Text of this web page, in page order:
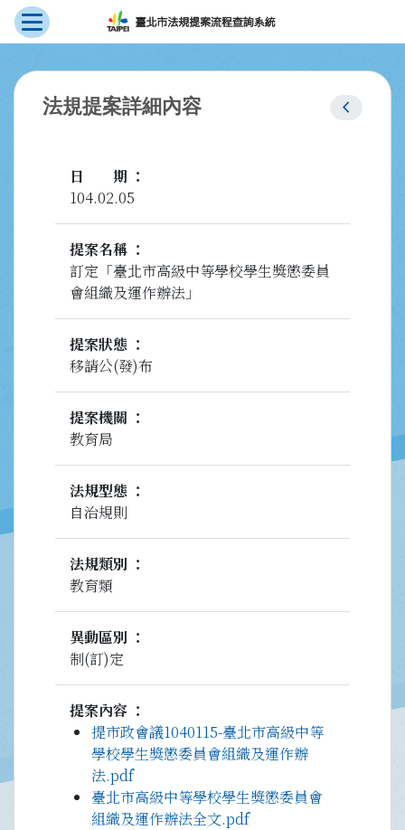
跳到主要內容
展開選單
法規提案詳細內容 chevron_left
日期
104.02.05
提案名稱
訂定「臺北市高級中等學校學生獎懲委員
會組織及運作辦法」
提案狀態
移請公(發)布
提案機關
教育局
法規型態
自治規則
法規類別
教育類
異動區別
制(訂)定
提案內容
提市政會議1040115-臺北市高級中等
學校學生獎懲委員會組織及運作辦
法.pdf
臺北市高級中等學校學生獎懲委員會
組織及運作辦法全文.pdf